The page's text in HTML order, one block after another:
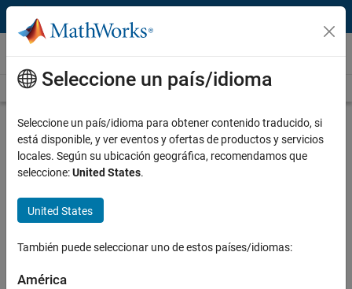
Saltar al contenido
Vídeos
Videos Home Search
Play
Description
Propulsion Through Electrification
Published: 10 Jul 2024
Seleccione un país/idioma
Seleccione un país/idioma para obtener contenido traducido, si
está disponible, y ver eventos y ofertas de productos y servicios
locales. Según su ubicación geográfica, recomendamos que
seleccione:United States.
United States
También puede seleccionar uno de estos países/idiomas:
América